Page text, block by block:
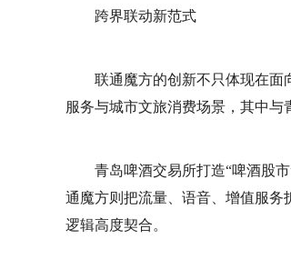
跨界联动新范式
联通魔方的创新不只体现在面
服务与城市文旅消费场景，其中与
青岛啤酒交易所打造“啤酒股
通魔方则把流量、语音、增值服
逻辑高度契合。